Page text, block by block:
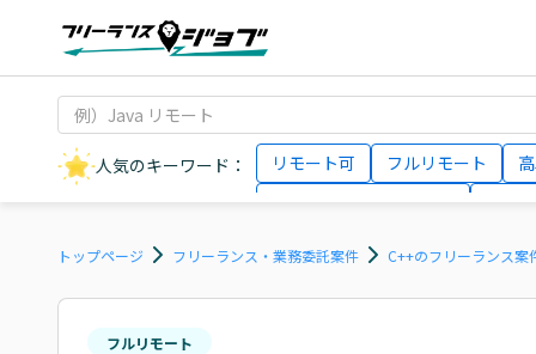
人気のキーワード： リモート可 フルリモート
AIエンジニア
トップページ フリーランス・業務委託案件 C++のフリーランス案
フルリモート